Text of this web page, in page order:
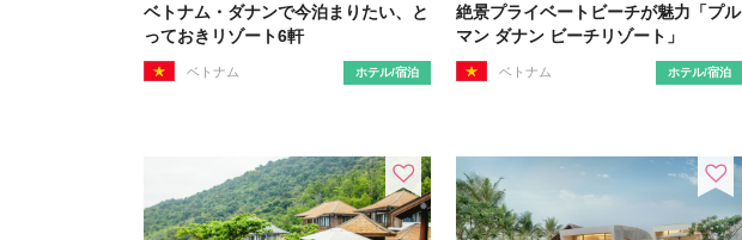
ベトナム・ダナンで今泊まりたい、と
っておきリゾート6軒
ベトナム ホテル/宿泊
絶景プライベートビーチが魅力「プル
マン ダナン ビーチリゾート」
ベトナム ホテル/宿泊